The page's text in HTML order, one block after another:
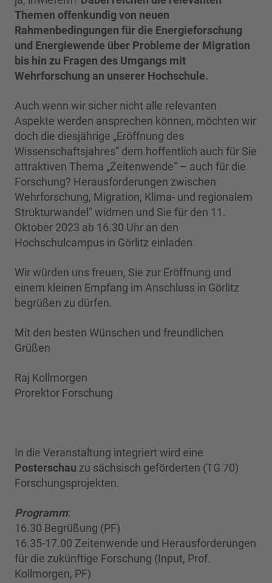
Themen offenkundig von neuen
Rahmenbedingungen für die Energieforschung
und Energiewende über Probleme der Migration
bis hin zu Fragen des Umgangs mit
Wehrforschung an unserer Hochschule.
Auch wenn wir sicher nicht alle relevanten
Aspekte werden ansprechen können, möchten wir
doch die diesjährige „Eröffnung des
Wissenschaftsjahres“ dem hoffentlich auch für Sie
attraktiven Thema „Zeitenwende“ – auch für die
Forschung? Herausforderungen zwischen
Wehrforschung, Migration, Klima- und regionalem
Strukturwandel" widmen und Sie für den 11.
Oktober 2023 ab 16.30 Uhr an den
Hochschulcampus in Görlitz einladen.
Wir würden uns freuen, Sie zur Eröffnung und
einem kleinen Empfang im Anschluss in Görlitz
begrüßen zu dürfen.
Mit den besten Wünschen und freundlichen
Grüßen
Raj Kollmorgen
Prorektor Forschung
In die Veranstaltung integriert wird eine
Posterschau zu sächsisch geförderten (TG 70)
Forschungsprojekten.
Programm:
16.30 Begrüßung (PF)
16.35-17.00 Zeitenwende und Herausforderungen
für die zukünftige Forschung (Input, Prof.
Kollmorgen, PF)